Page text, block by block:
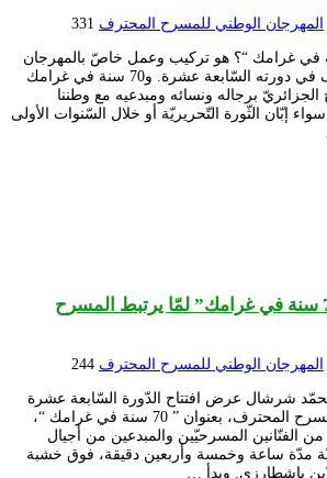
المهرجان الوطني للمسرح المحترف 331
عن عرض ” 70 سنة في غرامك “؟ هو تركيب وعمل خاصّ بالمهرجان
الوطنيّ للمسرح المحترف في دورته السّابعة عشرة. و70 سنة في غرامك
برجاله ونسائه ومبدعيه مع وطننا
إبّان الثّورة التّحريريّة أو خلال السّنوات الأولى
العرض الافتتاحي “70 سنة في غرامك” لمّا يرتبط المسرح
المهرجان الوطني للمسرح المحترف 244
شرشال عرض افتتاح الدّورة السّابعة عشرة
من المهرجان الوطنيّ للمسرح المحترف، بعنوان ” 70 سنة في غرامك “،
الفنّانين المسرحيّين والمبدعين من أجيال
مدّة ساعة وخمسة وأربعين دقيقة، فوق خشبة
باشطارزي. وبدأ …